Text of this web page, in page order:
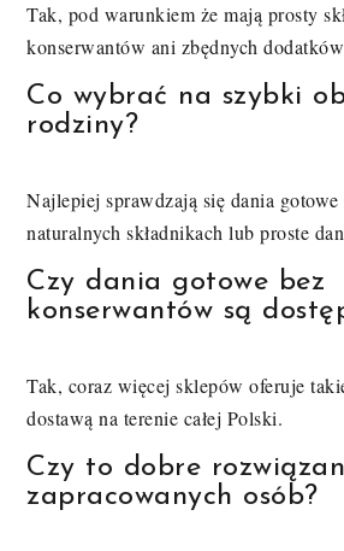
Tak, pod warunkiem że mają prosty
konserwantów ani zbędnych
Co wybrać na szybki
rodziny?
Najlepiej sprawdzają się dania gotowe
naturalnych składnikach lub proste
Czy dania gotowe bez
konserwantów są
Tak, coraz więcej sklepów oferuje
dostawą na terenie całej Polski.
Czy to dobre
zapracowanych osób?